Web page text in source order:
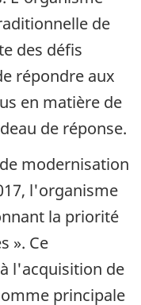
de
des défis
répondre aux
en matière de
de réponse.
modernisation
l'organisme
la priorité
». Ce
l'acquisition de
principale